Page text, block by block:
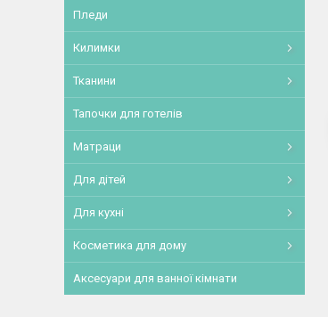
Пледи
Килимки
Тканини
Тапочки для готелів
Матраци
Для дітей
Для кухні
Косметика для дому
Аксесуари для ванної кімнати